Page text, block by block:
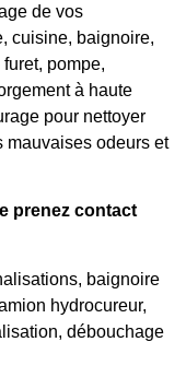
de vos
cuisine, baignoire,
pompe,
à haute
pour nettoyer
mauvaises odeurs et
prenez contact
baignoire
hydrocureur,
débouchage